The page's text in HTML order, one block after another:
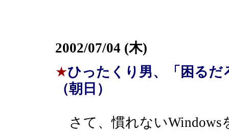
2002/07/04 (木)
★ひったくり男、「困るだ
（朝日）
さて、慣れないWindows